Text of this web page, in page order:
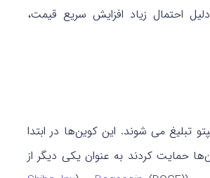
احتمال زیاد افزایش سریع قیمت،
تبلیغ می شوند. این کوین‌ها در ابتدا
حمایت کردند به عنوان یکی دیگر از